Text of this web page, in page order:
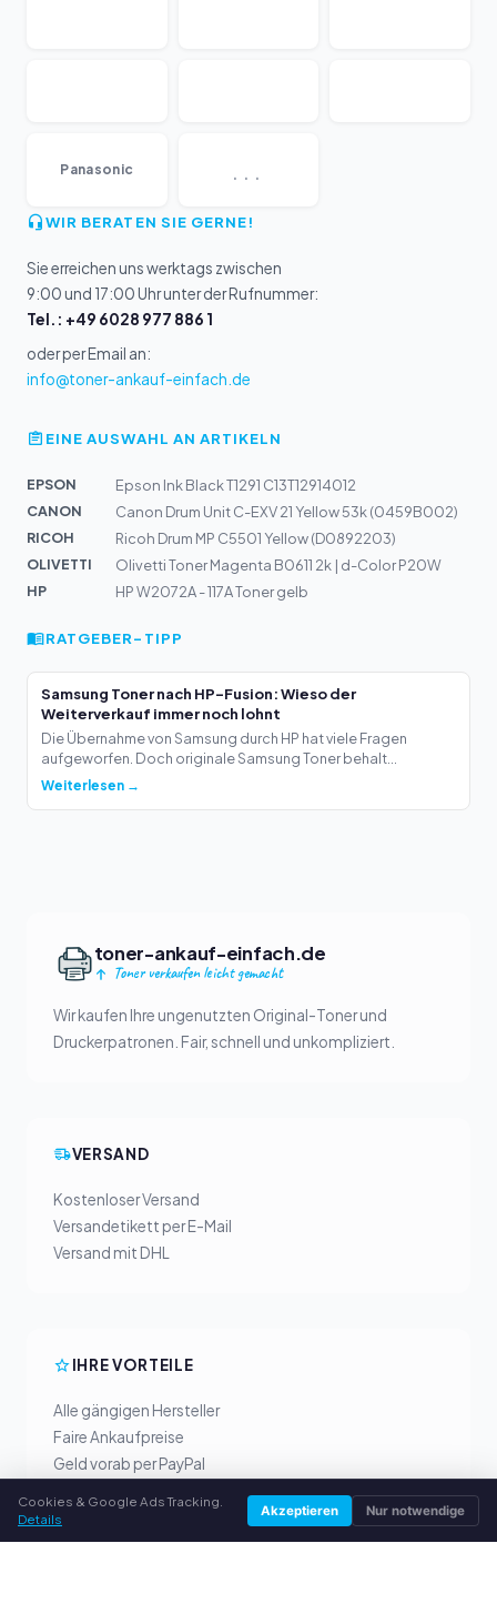
Panasonic
WIR BERATEN SIE GERNE!
Sie erreichen uns werktags zwischen
9:00 und 17:00 Uhr unter der Rufnummer:
Tel.: +49 6028 977 886 1
oder per Email an:
info@toner-ankauf-einfach.de
EINE AUSWAHL AN ARTIKELN
EPSON
Epson Ink Black T1291 C13T12914012
CANON
Canon Drum Unit C-EXV 21 Yellow 53k (0459B002)
RICOH
Ricoh Drum MP C5501 Yellow (D0892203)
OLIVETTI
Olivetti Toner Magenta B0611 2k | d-Color P20W
HP
HP W2072A - 117A Toner gelb
RATGEBER-TIPP
Samsung Toner nach HP-Fusion: Wieso der
Weiterverkauf immer noch lohnt
Die Übernahme von Samsung durch HP hat viele Fragen
aufgeworfen. Doch originale Samsung Toner behalt...
Weiterlesen →
toner-ankauf-einfach.de
Toner verkaufen leicht gemacht
Wir kaufen Ihre ungenutzten Original-Toner und
Druckerpatronen. Fair, schnell und unkompliziert.
VERSAND
Kostenloser Versand
Versandetikett per E-Mail
Versand mit DHL
IHRE VORTEILE
Alle gängigen Hersteller
Faire Ankaufpreise
Geld vorab per PayPal
Cookies & Google Ads Tracking.
Details
Akzeptieren Nur notwendige